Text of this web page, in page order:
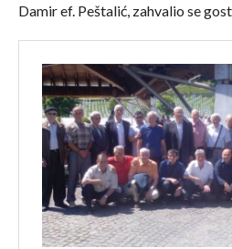
Damir ef. Peštalić, zahvalio se